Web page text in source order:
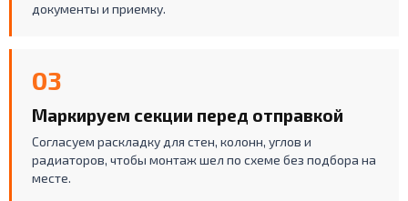
документы и приемку.
03
Маркируем секции перед отправкой
Согласуем раскладку для стен, колонн, углов и
радиаторов, чтобы монтаж шел по схеме без подбора на
месте.